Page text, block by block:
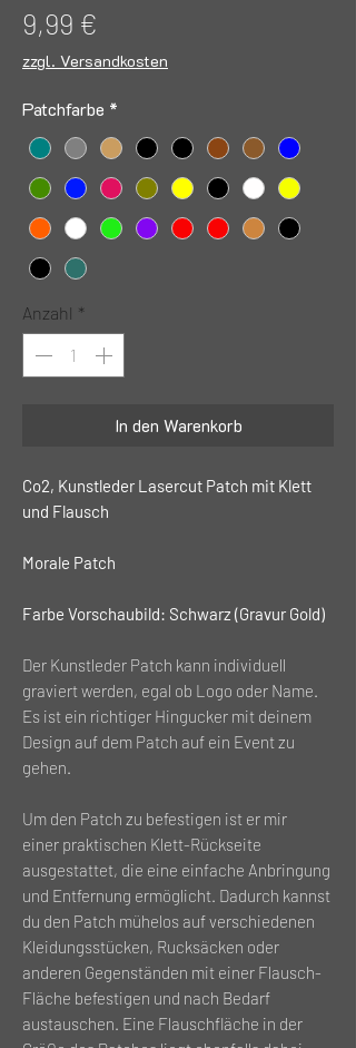
9,99 €
zzgl. Versandkosten
Patchfarbe *
Anzahl *
In den Warenkorb
Co2, Kunstleder Lasercut Patch mit Klett
und Flausch
Morale Patch
Farbe Vorschaubild: Schwarz (Gravur Gold)
Der Kunstleder Patch kann individuell
graviert werden, egal ob Logo oder Name.
Es ist ein richtiger Hingucker mit deinem
Design auf dem Patch auf ein Event zu
gehen.
Um den Patch zu befestigen ist er mir
einer praktischen Klett-Rückseite
ausgestattet, die eine einfache Anbringung
und Entfernung ermöglicht. Dadurch kannst
du den Patch mühelos auf verschiedenen
Kleidungsstücken, Rucksäcken oder
anderen Gegenständen mit einer Flausch-
Fläche befestigen und nach Bedarf
austauschen. Eine Flauschfläche in der